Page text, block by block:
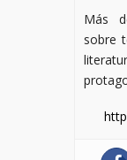
Más
sobre